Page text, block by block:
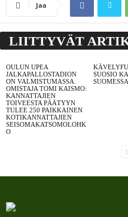
Jaa
LIITTYVÄT
OULUN UPEA
JALKAPALLOSTADION
ON VALMISTUMASSA.
OMISTAJA TOMI KAISMO:
KANNATTAJIEN
TOIVEESTA PÄÄTYYN
TULEE 250 PAIKKAINEN
KOTIKANNATTAJIEN
SEISOMAKATSOMOLOHK
O
SUOSIO
SUOMESSA